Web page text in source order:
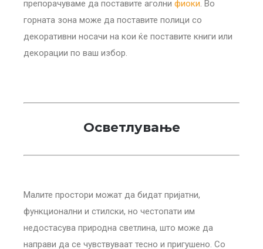
препорачуваме да поставите аголни фиоки. Во
горната зона може да поставите полици со
декоративни носачи на кои ќе поставите книги или
декорации по ваш избор.
Осветлување
Малите простори можат да бидат пријатни,
функционални и стилски, но честопати им
недостасува природна светлина, што може да
направи да се чувствуваат тесно и пригушено. Со